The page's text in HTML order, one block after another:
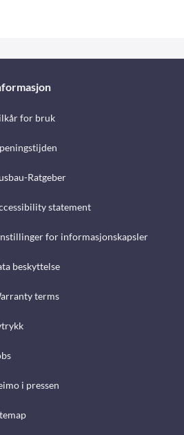
for bruk
Ratgeber
statement
for informasjonskapsler
beskyttelse
terms
i pressen